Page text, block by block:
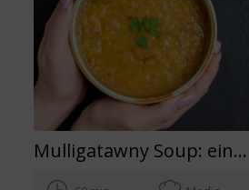
Mulligatawny Soup: eine gesunde und wärmende suppe für den winter